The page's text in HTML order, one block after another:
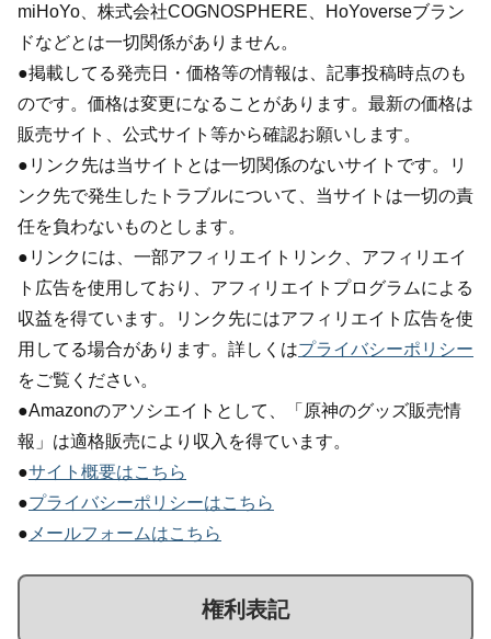
miHoYo、株式会社COGNOSPHERE、HoYoverseブラン
ドなどとは一切関係がありません。
●掲載してる発売日・価格等の情報は、記事投稿時点のも
のです。価格は変更になることがあります。最新の価格は
販売サイト、公式サイト等から確認お願いします。
●リンク先は当サイトとは一切関係のないサイトです。リ
ンク先で発生したトラブルについて、当サイトは一切の責
任を負わないものとします。
●リンクには、一部アフィリエイトリンク、アフィリエイ
ト広告を使用しており、アフィリエイトプログラムによる
収益を得ています。リンク先にはアフィリエイト広告を使
用してる場合があります。詳しくはプライバシーポリシー
をご覧ください。
●Amazonのアソシエイトとして、「原神のグッズ販売情
報」は適格販売により収入を得ています。
●サイト概要はこちら
●プライバシーポリシーはこちら
●メールフォームはこちら
権利表記